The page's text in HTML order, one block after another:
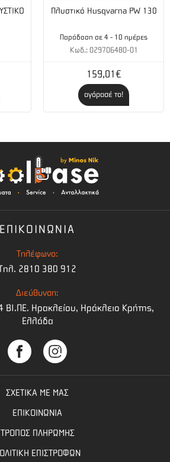
Πλυστικό Husqvarna PW 130
Παράδοση σε 4 - 10 ημέρες
Κωδ.: 029706480-01
159,01€
αγόρασέ το!
ΕΠΙΚΟΙΝΩΝΙΑ
Τηλέφωνο:
2810 380 912
Διεύθυνση:
BI.ΠΕ. Ηρακλείου, Ηράκλειο Κρήτης,
Ελλάδα
ΣΧΕΤΙΚΑ ΜΕ ΜΑΣ
ΕΠΙΚΟΙΝΩΝΙΑ
ΤΡΟΠΟΣ ΠΛΗΡΩΜΗΣ
ΕΠΙΣΤΡΟΦΩΝ